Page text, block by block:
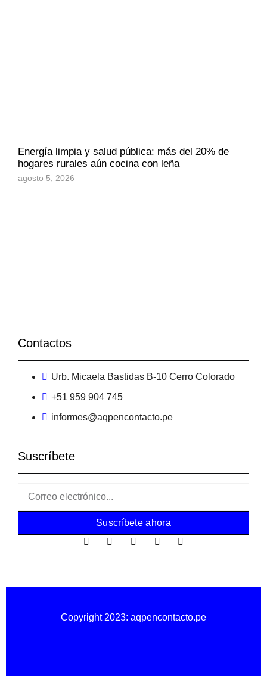
Energía limpia y salud pública: más del 20% de
hogares rurales aún cocina con leña
agosto 5, 2026
Contactos
Urb. Micaela Bastidas B-10 Cerro Colorado
+51 959 904 745
informes@aqpencontacto.pe
Suscríbete
Suscríbete ahora
Copyright 2023: aqpencontacto.pe